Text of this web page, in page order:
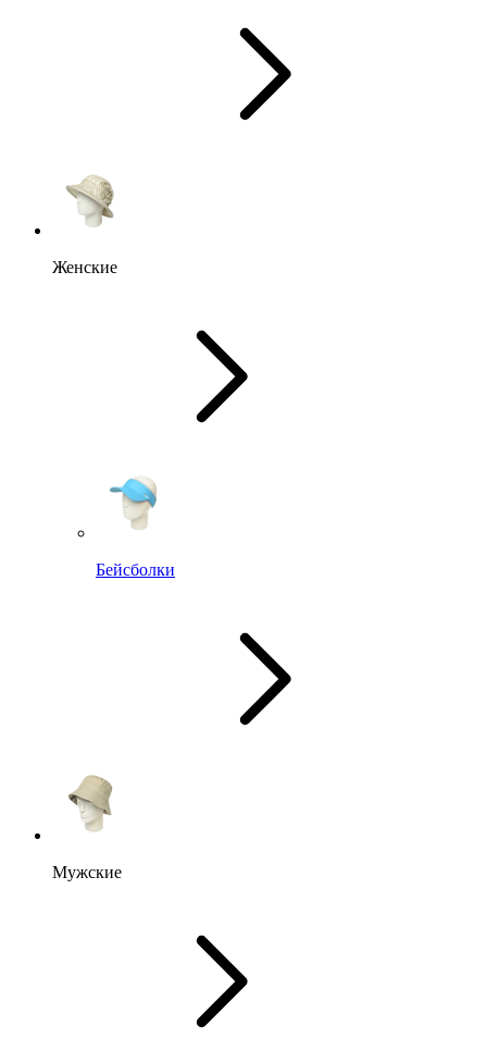
Женские
Бейсболки
Мужские